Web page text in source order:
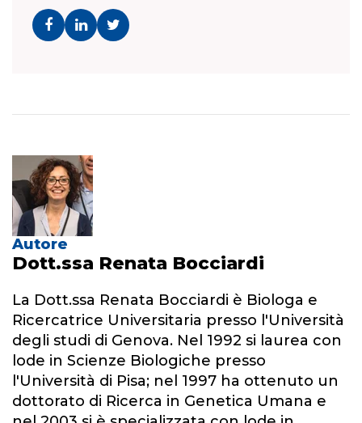
Autore
Dott.ssa Renata Bocciardi
La Dott.ssa Renata Bocciardi è Biologa e
Ricercatrice Universitaria presso l'Università
degli studi di Genova. Nel 1992 si laurea con
lode in Scienze Biologiche presso
l'Università di Pisa; nel 1997 ha ottenuto un
dottorato di Ricerca in Genetica Umana e